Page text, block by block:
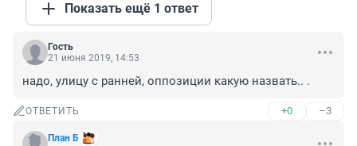
Показать ещё 1 ответ
Гость
21 июня 2019, 14:53
надо, улицу с ранней, оппозиции какую назвать.. .
ОТВЕТИТЬ +0 –3
План Б